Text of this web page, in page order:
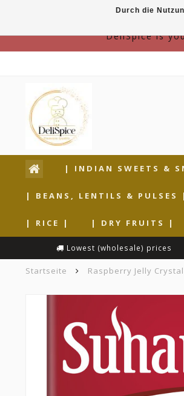
DeliSpice is
| INDIAN SWEETS &
| BEANS, LENTILS & PULSES |
| RICE | | DRY FRUITS |
Lowest (wholesale) prices
Startseite Raspberry Jelly
Durch die